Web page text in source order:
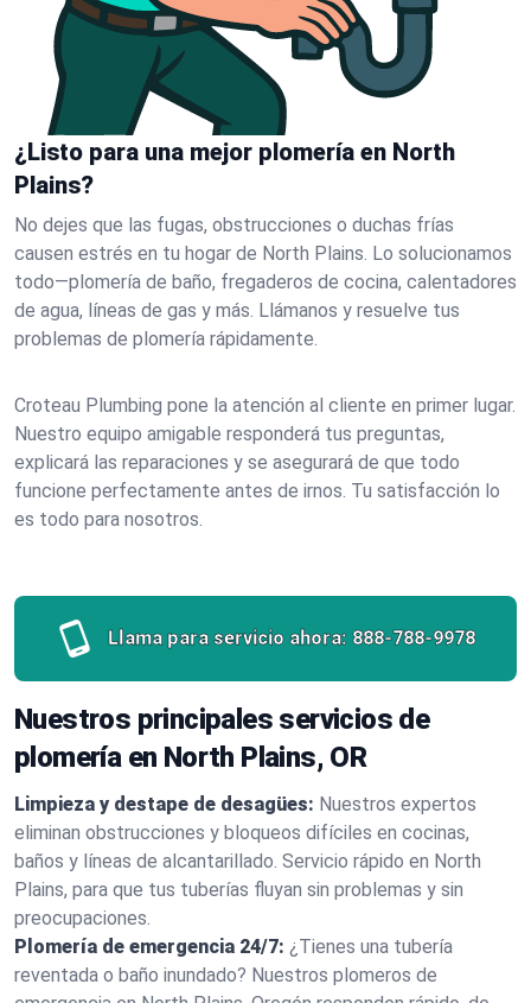
¿Listo para una mejor plomería en North
Plains?
No dejes que las fugas, obstrucciones o duchas frías
causen estrés en tu hogar de North Plains. Lo solucionamos
todo—plomería de baño, fregaderos de cocina, calentadores
de agua, líneas de gas y más. Llámanos y resuelve tus
problemas de plomería rápidamente.
Croteau Plumbing pone la atención al cliente en primer lugar.
Nuestro equipo amigable responderá tus preguntas,
explicará las reparaciones y se asegurará de que todo
funcione perfectamente antes de irnos. Tu satisfacción lo
es todo para nosotros.
Llama para servicio ahora: 888-788-9978
Nuestros principales servicios de
plomería en North Plains, OR
Limpieza y destape de desagües: Nuestros expertos
eliminan obstrucciones y bloqueos difíciles en cocinas,
baños y líneas de alcantarillado. Servicio rápido en North
Plains, para que tus tuberías fluyan sin problemas y sin
preocupaciones.
Plomería de emergencia 24/7: ¿Tienes una tubería
reventada o baño inundado? Nuestros plomeros de